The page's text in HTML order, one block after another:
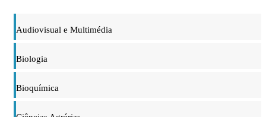
Audiovisual e Multimédia
Biologia
Bioquímica